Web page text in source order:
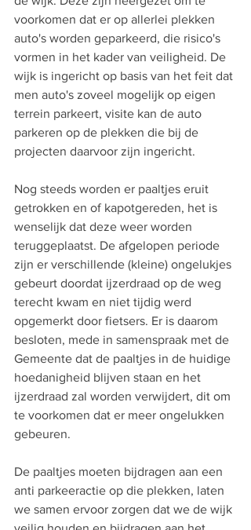
voorkomen dat er op allerlei plekken
auto's worden geparkeerd, die risico's
vormen in het kader van veiligheid. De
wijk is ingericht op basis van het feit dat
men auto's zoveel mogelijk op eigen
terrein parkeert, visite kan de auto
parkeren op de plekken die bij de
projecten daarvoor zijn ingericht.
Nog steeds worden er paaltjes eruit
getrokken en of kapotgereden, het is
wenselijk dat deze weer worden
teruggeplaatst. De afgelopen periode
zijn er verschillende (kleine) ongelukjes
gebeurt doordat ijzerdraad op de weg
terecht kwam en niet tijdig werd
opgemerkt door fietsers. Er is daarom
besloten, mede in samenspraak met de
Gemeente dat de paaltjes in de huidige
hoedanigheid blijven staan en het
ijzerdraad zal worden verwijdert, dit om
te voorkomen dat er meer ongelukken
gebeuren.
De paaltjes moeten bijdragen aan een
anti parkeeractie op die plekken, laten
we samen ervoor zorgen dat we de wijk